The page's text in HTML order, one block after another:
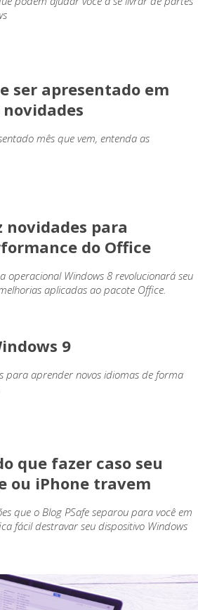
ser apresentado em
mês que vem, entenda as
novidades para
do Office
operacional Windows 8 revolucionará seu
aplicadas ao pacote Office.
9
para aprender novos idiomas de forma
que fazer caso seu
ou iPhone travem
que o Blog PSafe separou para você em
fácil destravar seu dispositivo Windows